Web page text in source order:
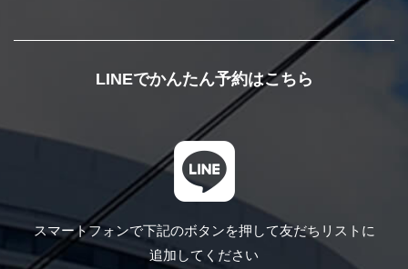
LINEでかんたん予約はこちら
スマートフォンで下記のボタンを押して友だちリストに
追加してください